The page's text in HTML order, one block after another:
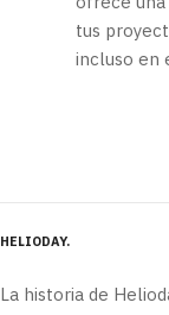
tus
incluso en
HELIODAY
La historia de